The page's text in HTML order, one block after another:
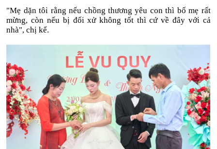
"Mẹ dặn tôi rằng nếu chồng thương yêu con thì bố mẹ rất
mừng, còn nếu bị đối xử không tốt thì cứ về đây với cả
nhà", chị kể.